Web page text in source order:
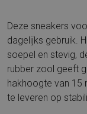
Deze sneakers
dagelijks gebruik.
soepel en stevig,
rubber zool geeft
hakhoogte van 15
te leveren op